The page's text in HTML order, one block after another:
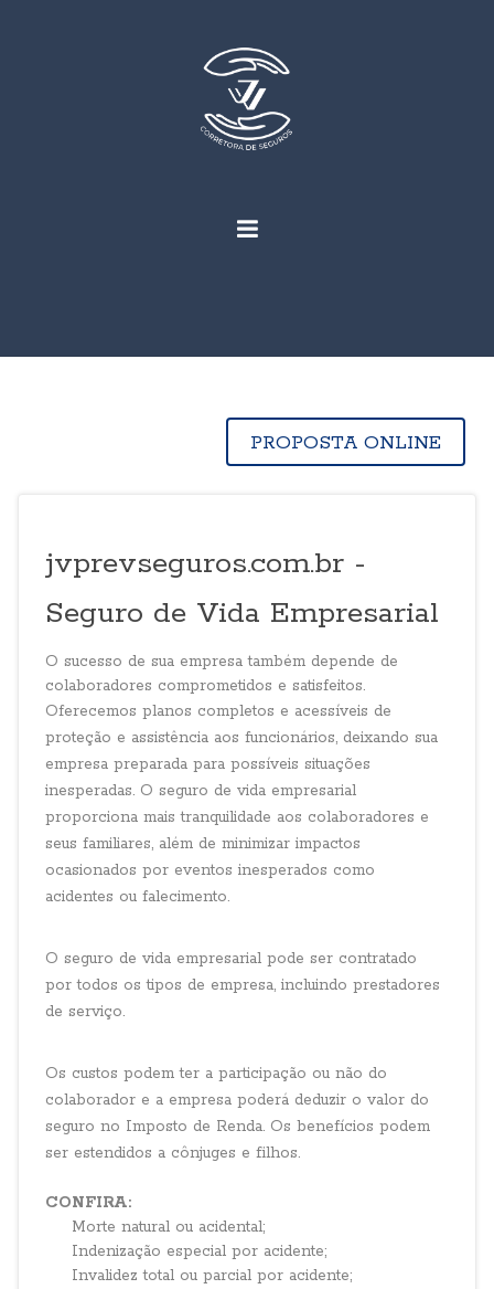
PROPOSTA ONLINE
jvprevseguros.com.br -
Seguro de Vida Empresarial
O sucesso de sua empresa também depende de
colaboradores comprometidos e satisfeitos.
Oferecemos planos completos e acessíveis de
proteção e assistência aos funcionários, deixando sua
empresa preparada para possíveis situações
inesperadas. O seguro de vida empresarial
proporciona mais tranquilidade aos colaboradores e
seus familiares, além de minimizar impactos
ocasionados por eventos inesperados como
acidentes ou falecimento.
O seguro de vida empresarial pode ser contratado
por todos os tipos de empresa, incluindo prestadores
de serviço.
Os custos podem ter a participação ou não do
colaborador e a empresa poderá deduzir o valor do
seguro no Imposto de Renda. Os benefícios podem
ser estendidos a cônjuges e filhos.
CONFIRA:
Morte natural ou acidental;
Indenização especial por acidente;
Invalidez total ou parcial por acidente;